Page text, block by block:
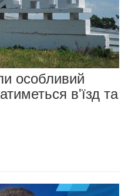
особливий
в'їзд та